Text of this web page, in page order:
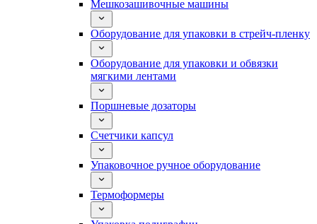
Мешкозашивочные машины
Оборудование для упаковки в стрейч-пленку
Оборудование для упаковки и обвязки
мягкими лентами
Поршневые дозаторы
Счетчики капсул
Упаковочное ручное оборудование
Термоформеры